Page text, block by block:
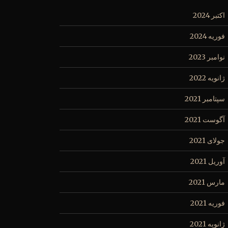
اکتبر 2024
فوریه 2024
نوامبر 2023
ژانویه 2022
سپتامبر 2021
آگوست 2021
جولای 2021
آوریل 2021
مارس 2021
فوریه 2021
ژانویه 2021